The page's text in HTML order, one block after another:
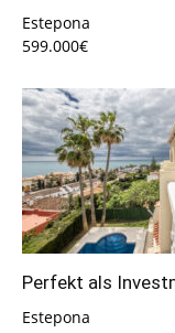
Estepona
599.000€
Perfekt als
Estepona